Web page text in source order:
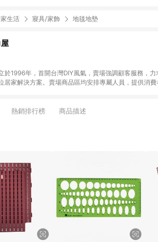
生活 寢具/家飾 地毯地墊
於1996年，首開台灣DIY風氣，賣場強調顧客服務，
居家解決方案。賣場商品區均安排專屬人員，提供消
望每一位來店顧客，能輕鬆挑選到商品(Simple to
熱銷排行榜 商品描述